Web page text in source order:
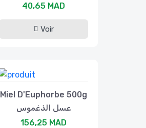
40,65 MAD
Voir
Miel D'Euphorbe 500g
عسل الذغموس
156,25 MAD